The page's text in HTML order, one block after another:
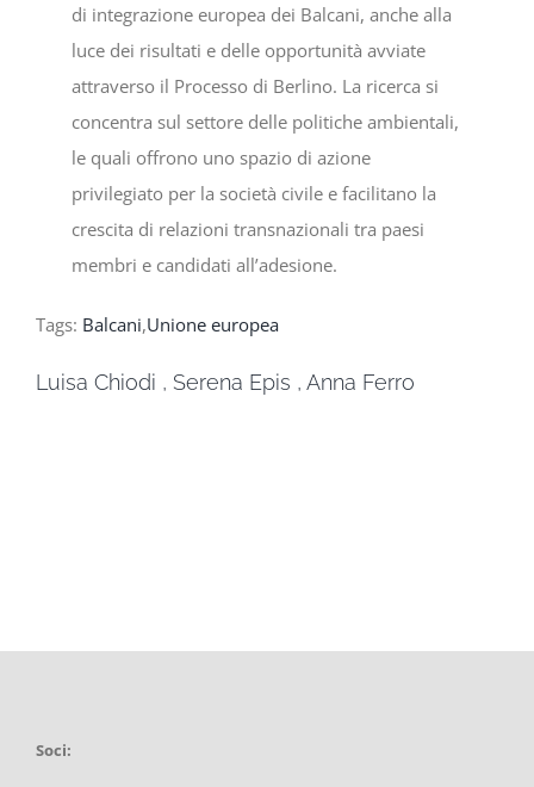
di integrazione europea dei Balcani, anche alla
luce dei risultati e delle opportunità avviate
attraverso il Processo di Berlino. La ricerca si
concentra sul settore delle politiche ambientali,
le quali offrono uno spazio di azione
privilegiato per la società civile e facilitano la
crescita di relazioni transnazionali tra paesi
membri e candidati all’adesione.
Tags: Balcani,Unione europea
Luisa Chiodi , Serena Epis , Anna Ferro
Soci: